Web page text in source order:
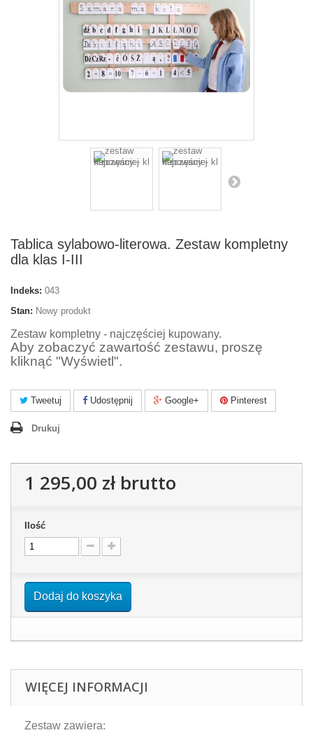
Tablica sylabowo-literowa. Zestaw kompletny
dla klas I-III
Indeks: 043
Stan: Nowy produkt
Zestaw kompletny - najczęściej kupowany.
Aby zobaczyć zawartość zestawu, proszę
kliknąć "Wyświetl".
Tweetuj Udostępnij Google+ Pinterest
Drukuj
1 295,00 złbrutto
Ilość
Dodaj do koszyka
WIĘCEJ INFORMACJI
Zestaw zawiera: